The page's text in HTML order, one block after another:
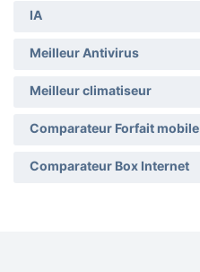
IA
Meilleur Antivirus
Meilleur climatiseur
Comparateur Forfait mobile
Comparateur Box Internet